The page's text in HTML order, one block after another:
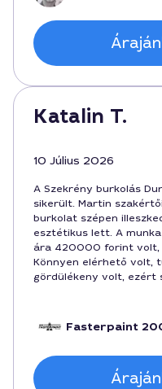
Katalin T.
10 Július 2026
A Szekrény burkolás
sikerült. Martin
burkolat szépen
esztétikus lett. A
ára 420000 forint volt,
Könnyen elérhető volt,
gördülékeny volt, ezért
Fasterpaint